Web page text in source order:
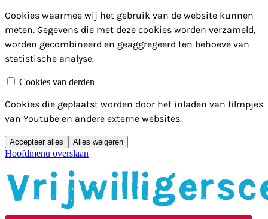
Cookies waarmee wij het gebruik van de website kunnen
meten. Gegevens die met deze cookies worden verzameld,
worden gecombineerd en geaggregeerd ten behoeve van
statistische analyse.
Cookies van derden
Cookies die geplaatst worden door het inladen van filmpjes
van Youtube en andere externe websites.
Accepteer alles Alles weigeren
Hoofdmenu overslaan